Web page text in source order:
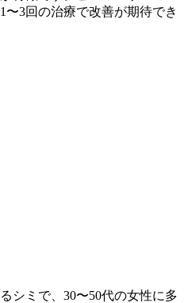
3回の治療で改善が期待でき
シミで、30〜50代の女性に多